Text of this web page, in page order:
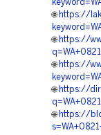
🌐 https://
🌐 https://
🌐 https://
🌐 https://
🌐 https://